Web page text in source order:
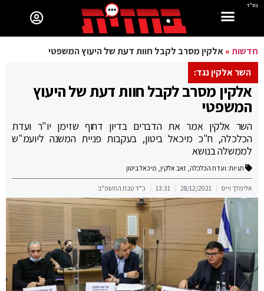
בס"ד
חדשות»אלקין מסרב לקבל חוות דעת של היעוץ המשפטי
השר אלקין נגד:
אלקין מסרב לקבל חוות דעת של היעוץ
המשפטי
השר אלקין אמר את הדברים בדיון דחוף שזימן יו"ר ועדת
הכלכלה, ח"כ מיכאל ביטון, בעקבות פניית המשנה ליועמ"ש
לממשלה בנושא
תגיות: ועדת הכלכלה, זאב אלקין, מיכאל ביטון
אלימלך וייס 28/12/2021
13:31 כ"ד טבת התשפ"ב